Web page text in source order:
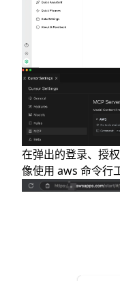
在弹出的登录、授
像使用 aws 命令行